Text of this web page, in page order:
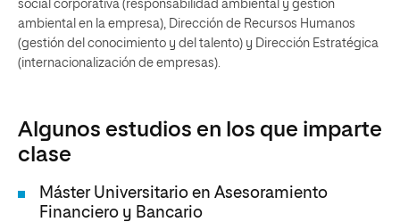
social corporativa (responsabilidad ambiental y gestión
ambiental en la empresa), Dirección de Recursos Humanos
(gestión del conocimiento y del talento) y Dirección Estratégica
(internacionalización de empresas).
Algunos estudios en los que imparte
clase
Máster Universitario en Asesoramiento
Financiero y Bancario